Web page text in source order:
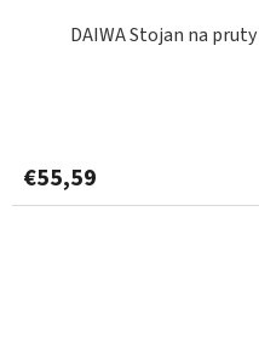
DAIWA Stojan na
€55,59